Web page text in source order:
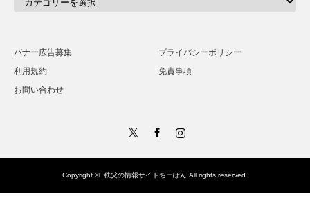
覧バナー広告募集
プライバシーポリシー
利用規約
免責事項
お問い合わせ
Instagram
Copyright © 秩父の情報サイトちーぽん All rights reserved.